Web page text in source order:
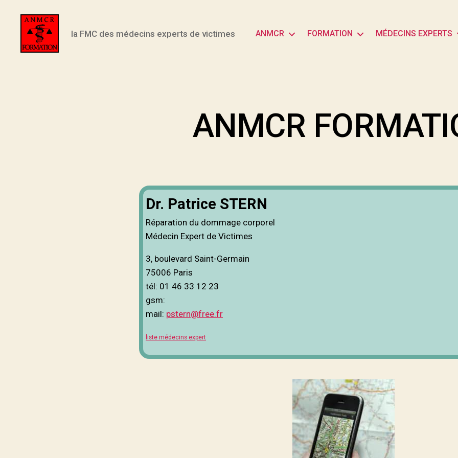
la FMC des médecins experts de victimes ANMCR FORMATION MÉDECINS EXPERTS
ANMCR
Dr. Patrice STERN
Réparation du dommage corporel
Médecin Expert de Victimes
3, boulevard Saint-Germain
75006 Paris
tél: 01 46 33 12 23
gsm:
mail: pstern@free.fr
liste médecins expert